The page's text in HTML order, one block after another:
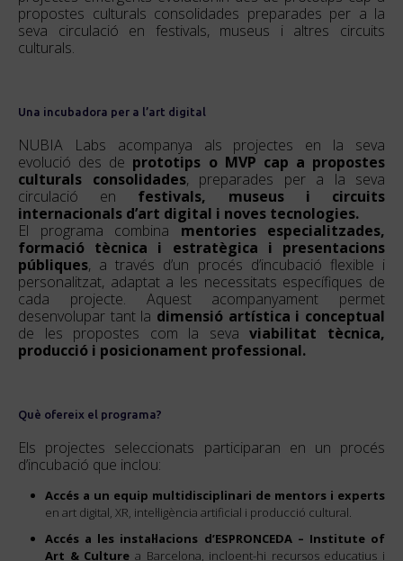
propostes culturals consolidades preparades per a la
seva circulació en festivals, museus i altres circuits
culturals.
Una incubadora per a l’art digital
NUBIA Labs acompanya als projectes en la seva
evolució des de prototips o MVP cap a propostes
culturals consolidades, preparades per a la seva
circulació en festivals, museus i circuits
internacionals d’art digital i noves tecnologies.
El programa combina mentories especialitzades,
formació tècnica i estratègica i presentacions
públiques, a través d’un procés d’incubació flexible i
personalitzat, adaptat a les necessitats específiques de
cada projecte. Aquest acompanyament permet
desenvolupar tant la dimensió artística i conceptual
de les propostes com la sevaviabilitat tècnica,
producció i posicionament professional.
Què ofereix el programa?
Els projectes seleccionats participaran en un procés
d’incubació que inclou:
Accés a un equip multidisciplinari de mentors i experts
en art digital, XR, intel·ligència artificial i producció cultural.
Accés a les instal·lacions d’ESPRONCEDA – Institute of
Art & Culture a Barcelona, incloent-hi recursos educatius i